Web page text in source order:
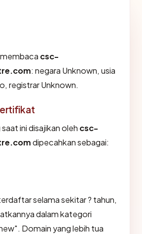
csc-
: negara Unknown, usia
registrar Unknown.
ini disajikan oleh csc-
dipecahkan sebagai:
selama sekitar ? tahun,
dalam kategori
Domain yang lebih tua